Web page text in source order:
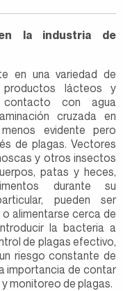
la industria de
en una variedad de
productos lácteos y
con agua
cruzada en
evidente pero
de plagas. Vectores
y otros insectos
patas y heces,
durante su
pueden ser
alimentarse cerca de
la bacteria a
de plagas efectivo,
riesgo constante de
importancia de contar
monitoreo de plagas.